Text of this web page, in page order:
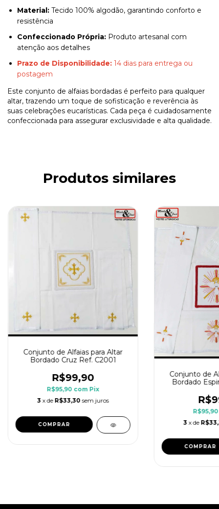
Material: Tecido 100% algodão, garantindo conforto e
resistência
Confeccionado Própria: Produto artesanal com
atenção aos detalhes
Prazo de Disponibilidade: 14 dias para entrega ou
postagem
Este conjunto de alfaias bordadas é perfeito para qualquer
altar, trazendo um toque de sofisticação e reverência às
suas celebrações eucarísticas. Cada peça é cuidadosamente
confeccionada para assegurar exclusividade e alta qualidade.
Produtos similares
Conjunto de Alfaias para Altar
Bordado Cruz Ref. C2001
R$99,90
R$95,90 com Pix
3 x de R$33,30 sem juros
Conjunto de
Bordado
3 x de